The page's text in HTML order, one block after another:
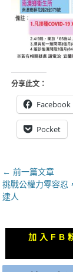
分享此文：
Facebook
Pocket
文
章
導
← 前一篇文章
上
一
挑戰公權力零容忍
逮人
加入FB